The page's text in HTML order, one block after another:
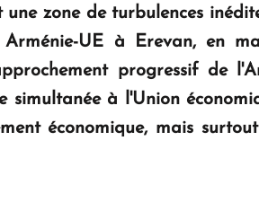
Le
zone de turbulences
UE à Erevan, en
progressif de
simultanée à l'Union
économique, mais